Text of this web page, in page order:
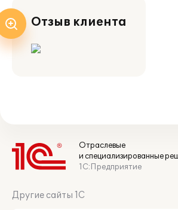
Отзыв клиента
Отраслевые
и специализированные
1С:Предприятие
Другие сайты 1С